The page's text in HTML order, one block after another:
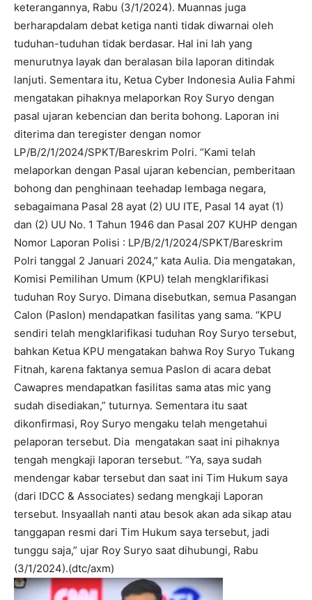
keterangannya, Rabu (3/1/2024). Muannas juga
berharapdalam debat ketiga nanti tidak diwarnai oleh
tuduhan-tuduhan tidak berdasar. Hal ini lah yang
menurutnya layak dan beralasan bila laporan ditindak
lanjuti. Sementara itu, Ketua Cyber Indonesia Aulia Fahmi
mengatakan pihaknya melaporkan Roy Suryo dengan
pasal ujaran kebencian dan berita bohong. Laporan ini
diterima dan teregister dengan nomor
LP/B/2/1/2024/SPKT/Bareskrim Polri. “Kami telah
melaporkan dengan Pasal ujaran kebencian, pemberitaan
bohong dan penghinaan teehadap lembaga negara,
sebagaimana Pasal 28 ayat (2) UU ITE, Pasal 14 ayat (1)
dan (2) UU No. 1 Tahun 1946 dan Pasal 207 KUHP dengan
Nomor Laporan Polisi : LP/B/2/1/2024/SPKT/Bareskrim
Polri tanggal 2 Januari 2024,” kata Aulia. Dia mengatakan,
Komisi Pemilihan Umum (KPU) telah mengklarifikasi
tuduhan Roy Suryo. Dimana disebutkan, semua Pasangan
Calon (Paslon) mendapatkan fasilitas yang sama. “KPU
sendiri telah mengklarifikasi tuduhan Roy Suryo tersebut,
bahkan Ketua KPU mengatakan bahwa Roy Suryo Tukang
Fitnah, karena faktanya semua Paslon di acara debat
Cawapres mendapatkan fasilitas sama atas mic yang
sudah disediakan,” tuturnya. Sementara itu saat
dikonfirmasi, Roy Suryo mengaku telah mengetahui
pelaporan tersebut. Dia mengatakan saat ini pihaknya
tengah mengkaji laporan tersebut. “Ya, saya sudah
mendengar kabar tersebut dan saat ini Tim Hukum saya
(dari IDCC & Associates) sedang mengkaji Laporan
tersebut. Insyaallah nanti atau besok akan ada sikap atau
tanggapan resmi dari Tim Hukum saya tersebut, jadi
tunggu saja,” ujar Roy Suryo saat dihubungi, Rabu
(3/1/2024).(dtc/axm)